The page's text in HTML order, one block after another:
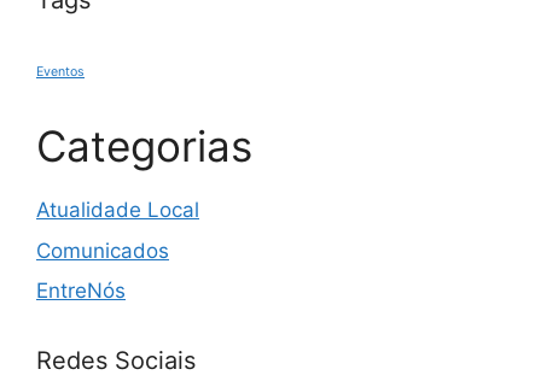
Eventos
Categorias
Atualidade Local
Comunicados
EntreNós
Redes Sociais